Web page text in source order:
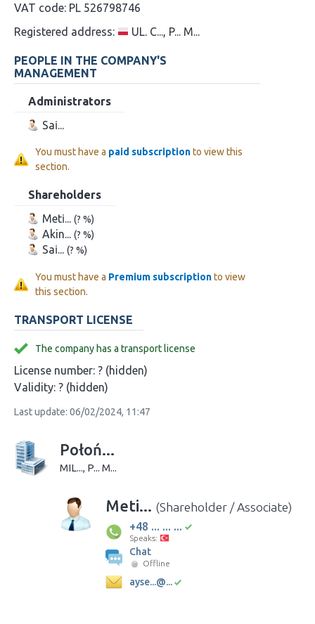
VAT code: PL 526798746
Registered address:
UL. C..., P... M...
PEOPLE IN THE COMPANY'S
MANAGEMENT
Administrators
Sai̇...
You must have a paid subscriptionto view this
section.
Shareholders
Meti̇... (? %)
Akin... (? %)
Sai̇... (? %)
You must have a Premium subscriptionto view
this section.
TRANSPORT LICENSE
The company has a transport license
License number: ? (hidden)
Validity: ? (hidden)
Last update: 06/02/2024, 11:47
Połoń...
MIL..., P... M...
Meti... (Shareholder / Associate)
+48 ... ... ...
Speaks:
Chat
Offline
ayse...@...